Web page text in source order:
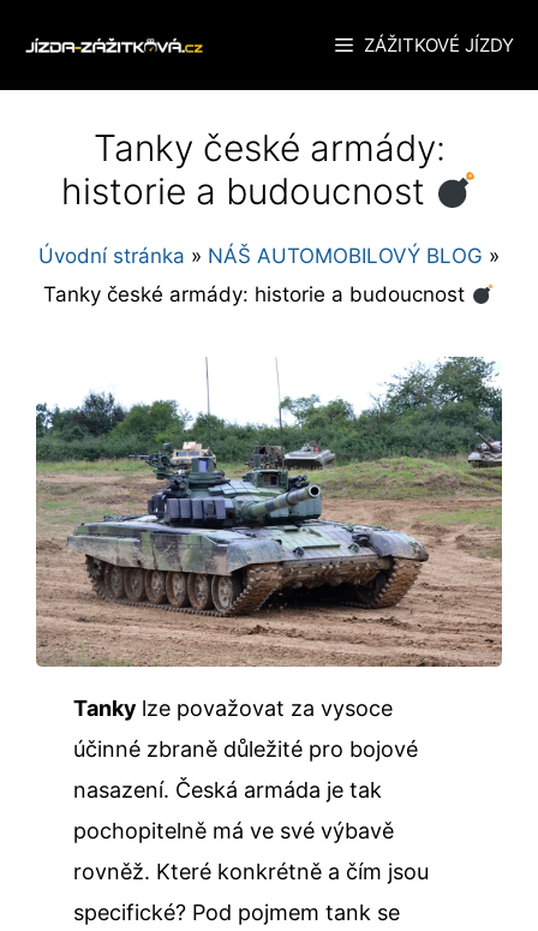
ZÁŽITKOVÉ JÍZDY
Tanky české armády:
historie a budoucnost
Úvodní stránka » NÁŠ AUTOMOBILOVÝ BLOG »
Tanky české armády: historie a budoucnost
Tanky lze považovat za vysoce
účinné zbraně důležité pro bojové
nasazení. Česká armáda je tak
pochopitelně má ve své výbavě
rovněž. Které konkrétně a čím jsou
specifické? Pod pojmem tank se